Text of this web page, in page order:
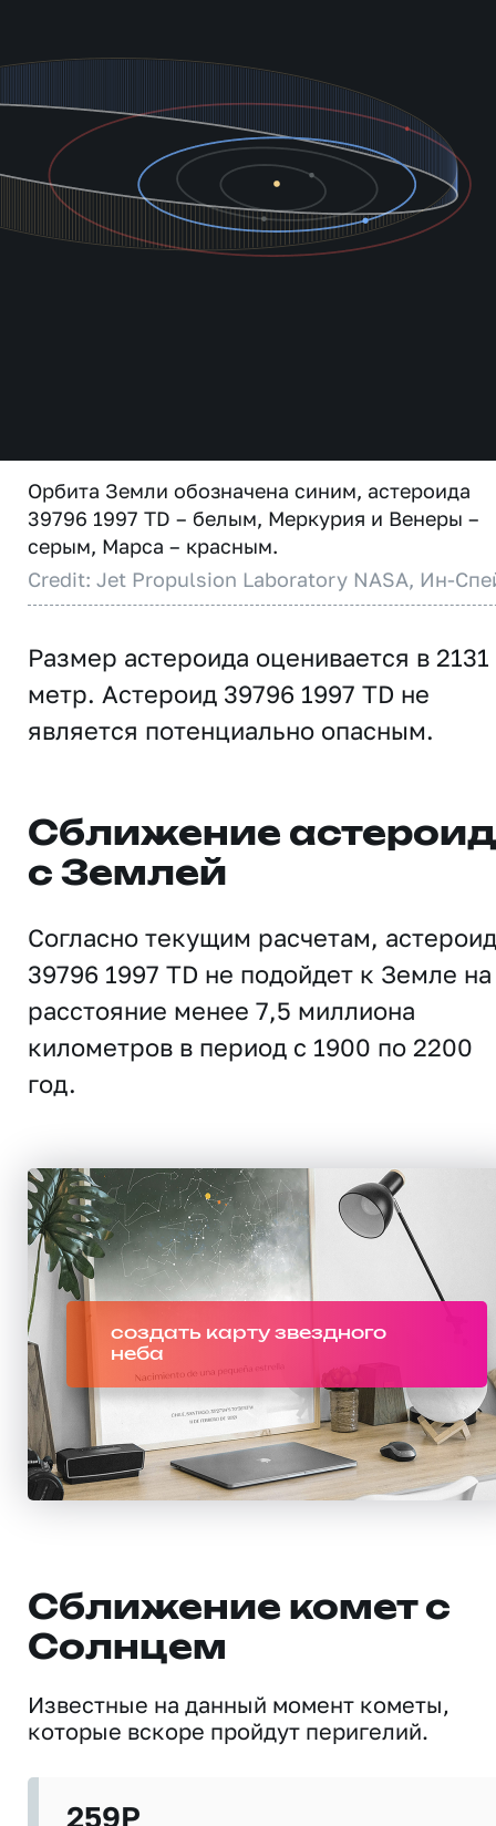
Орбита Земли обозначена синим, астероида
39796 1997 TD – белым, Меркурия и Венеры –
серым, Марса – красным.
Credit: Jet Propulsion Laboratory NASA, Ин-
Размер астероида оценивается в 2131
метр. Астероид 39796 1997 TD не
является потенциально опасным.
Сближение
с Землей
Согласно текущим расчетам, астероид
39796 1997 TD не подойдет к Земле на
расстояние менее 7,5 миллиона
километров в период с 1900 по 2200
год.
создать карту звездного
неба
Сближение комет с
Солнцем
Известные на данный момент кометы,
которые вскоре пройдут перигелий.
259P